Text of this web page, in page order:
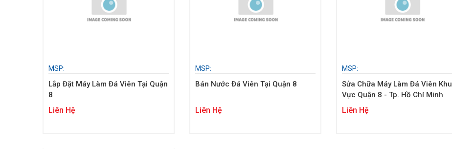
MSP:
Lắp Đặt Máy Làm Đá Viên Tại Quận
8
Liên Hệ
MSP:
Bán Nước Đá Viên Tại Quận 8
Liên Hệ
MSP:
Sửa Chữa Máy Làm Đá Viên Khu
Vực Quận 8 - Tp. Hồ Chí Minh
Liên Hệ